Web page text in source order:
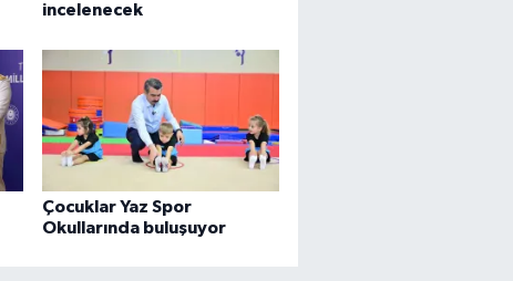
incelenecek
Çocuklar Yaz Spor
Okullarında buluşuyor